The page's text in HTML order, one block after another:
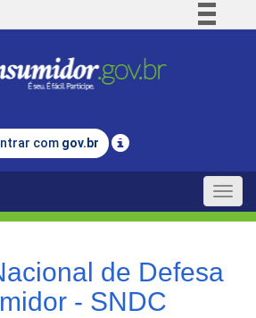
Comunica BR
Legislação
com gov.br
Toggle
de Defesa
- SNDC